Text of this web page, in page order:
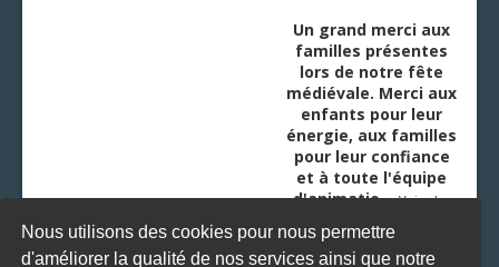
Nous utilisons des cookies pour nous permettre
d'améliorer la qualité de nos services ainsi que notre
Un grand merci aux
familles présentes
lors de notre fête
médiévale. Merci aux
enfants pour leur
énergie, aux familles
pour leur confiance
et à toute l'équipe
d'animatio ...Voir plus